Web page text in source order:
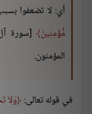
أي: لا تضعفوا
مُّؤْمِنِينَ
المؤمنون.
في قوله تعالى: وَلاَ